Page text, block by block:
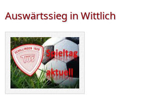
Auswärtssieg in Wittlich